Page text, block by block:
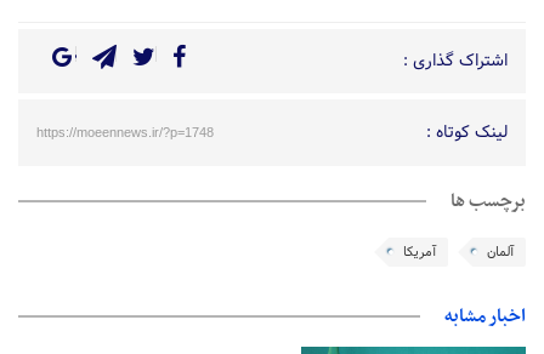
اشتراک گذاری :
لینک کوتاه : https://moeennews.ir/?p=1748
برچسب ها
آلمان آمریکا
اخبار مشابه